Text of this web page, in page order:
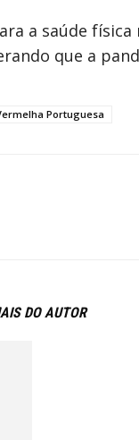
a saúde
que a
Portuguesa
DO AUTOR